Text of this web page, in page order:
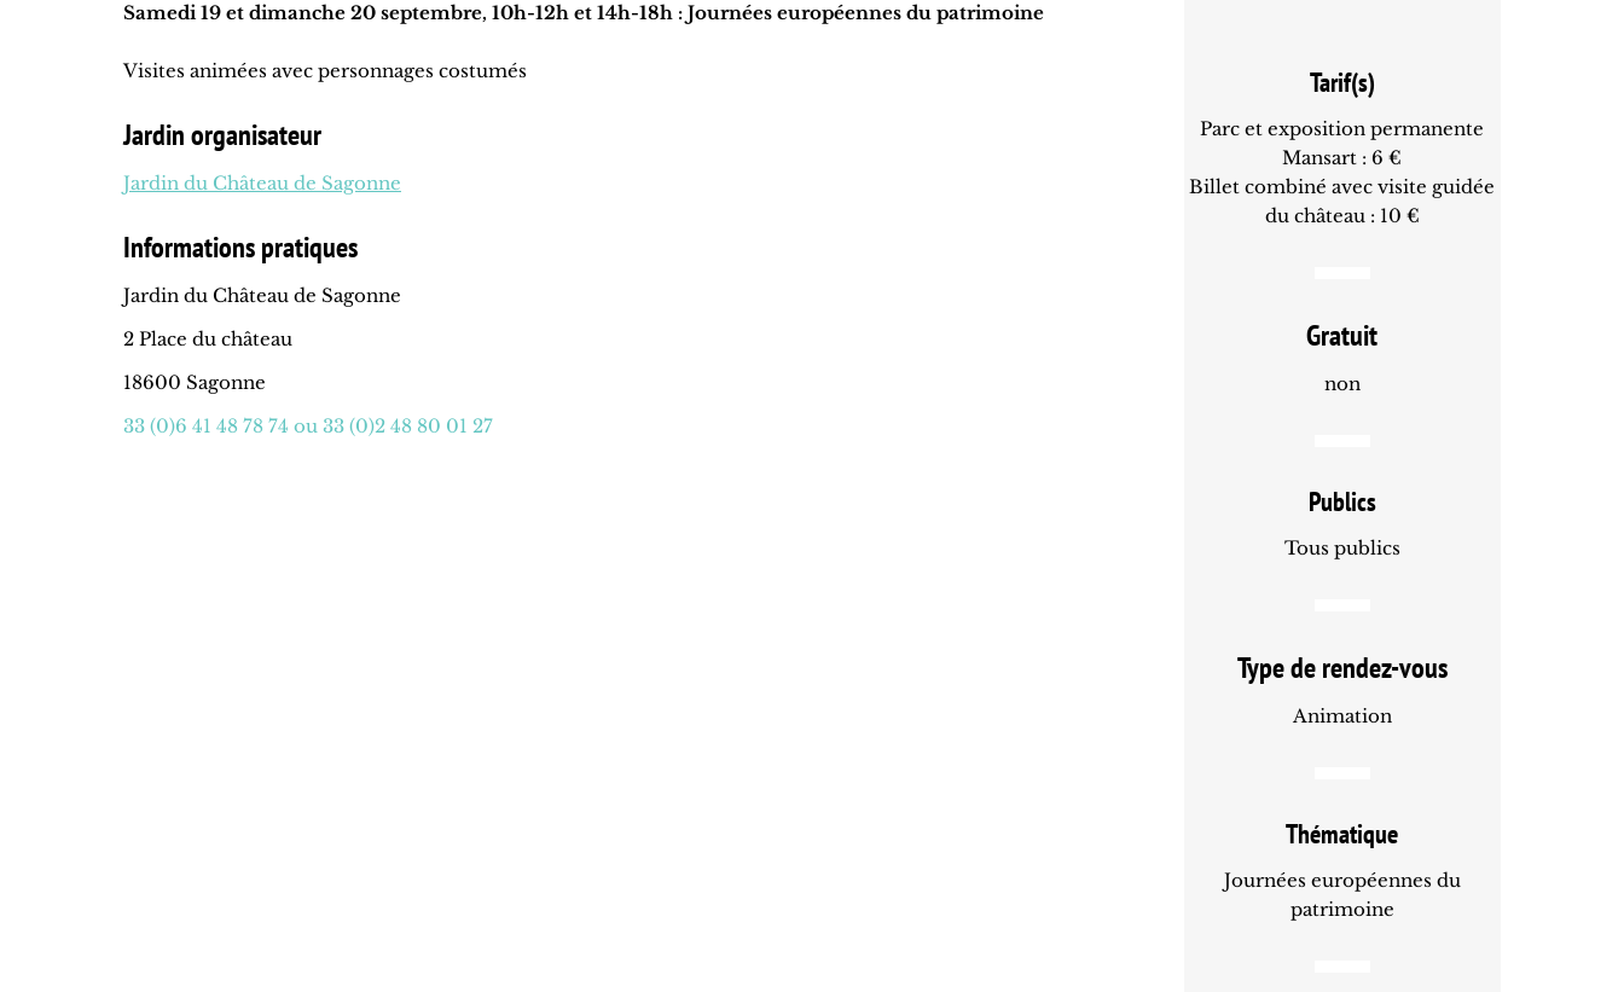
Samedi 19 et dimanche 20 septembre, 10h-12h et 14h-18h : Journées européennes du patrimoine
Visites animées avec personnages costumés
Jardin organisateur
Jardin du Château de Sagonne
Informations pratiques
Jardin du Château de Sagonne
2 Place du château
18600 Sagonne
33 (0)6 41 48 78 74 ou 33 (0)2 48 80 01 27
Tarif(s)
Parc et exposition permanente
Mansart : 6 €
Billet combiné avec visite guidée
du château : 10 €
Gratuit
non
Publics
Tous publics
Type de rendez-vous
Animation
Thématique
Journées européennes du
patrimoine